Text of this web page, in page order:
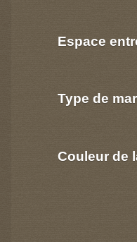
Espace
Type de
Couleur de